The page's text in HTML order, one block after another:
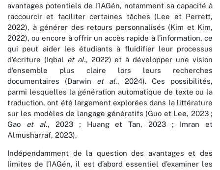
avantages potentiels de l’IAGén, notamment sa capacité à
raccourcir et faciliter certaines tâches (Lee et Perrett,
2022), à générer des retours personnalisés (Kim et Kim,
2022), ou encore à offrir un accès rapide à l’information, ce
qui peut aider les étudiants à fluidifier leur processus
d’écriture (Iqbal et al., 2022) et à développer une vision
d’ensemble plus claire lors leurs recherches
documentaires (Darwin et al., 2024). Ces possibilités,
parmi lesquelles la génération automatique de texte ou la
traduction, ont été largement explorées dans la littérature
sur les modèles de langage génératifs (Guo et Lee, 2023 ;
Gao et al., 2023 ; Huang et Tan, 2023 ; Imran et
Almusharraf, 2023).
Indépendamment de la question des avantages et des
limites de l’IAGén, il est d’abord essentiel d’examiner les